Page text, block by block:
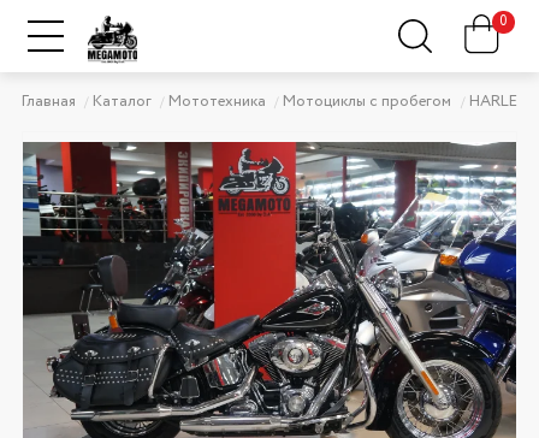
0
Главная Каталог Мототехника Мотоциклы с пробегом